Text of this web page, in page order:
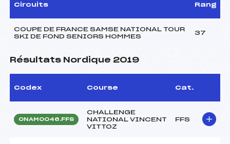
Circuits Rang
COUPE DE FRANCE SAMSE NATIONAL TOUR
SKI DE FOND SENIORS HOMMES
37
Résultats Nordique 2019
Codex Course Cat.
ONAM0046.FFS
CHALLENGE
NATIONAL VINCENT
VITTOZ
FFS